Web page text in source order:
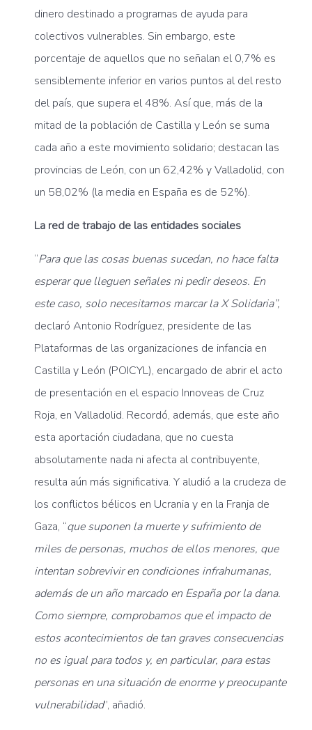
dinero destinado a programas de ayuda para
colectivos vulnerables. Sin embargo, este
porcentaje de aquellos que no señalan el 0,7% es
sensiblemente inferior en varios puntos al del resto
del país, que supera el 48%. Así que, más de la
mitad de la población de Castilla y León se suma
cada año a este movimiento solidario; destacan las
provincias de León, con un 62,42% y Valladolid, con
un 58,02% (la media en España es de 52%).
La red de trabajo de las entidades sociales
“Para que las cosas buenas sucedan, no hace falta
esperar que lleguen señales ni pedir deseos. En
este caso, solo necesitamos marcar la X Solidaria”,
declaró Antonio Rodríguez, presidente de las
Plataformas de las organizaciones de infancia en
Castilla y León (POICYL), encargado de abrir el acto
de presentación en el espacio Innoveas de Cruz
Roja, en Valladolid. Recordó, además, que este año
esta aportación ciudadana, que no cuesta
absolutamente nada ni afecta al contribuyente,
resulta aún más significativa. Y aludió a la crudeza de
los conflictos bélicos en Ucrania y en la Franja de
Gaza, “que suponen la muerte y sufrimiento de
miles de personas, muchos de ellos menores, que
intentan sobrevivir en condiciones infrahumanas,
además de un año marcado en España por la dana.
Como siempre, comprobamos que el impacto de
estos acontecimientos de tan graves consecuencias
no es igual para todos y, en particular, para estas
personas en una situación de enorme y preocupante
vulnerabilidad”, añadió.